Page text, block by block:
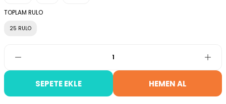
TOPLAM RULO
25 RULO
SEPETE EKLE HEMEN AL